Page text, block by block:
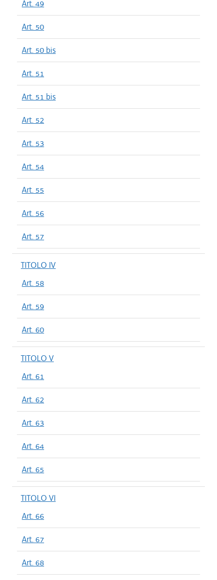
Art. 49
Art. 50
Art. 50 bis
Art. 51
Art. 51 bis
Art. 52
Art. 53
Art. 54
Art. 55
Art. 56
Art. 57
TITOLO IV
Art. 58
Art. 59
Art. 60
TITOLO V
Art. 61
Art. 62
Art. 63
Art. 64
Art. 65
TITOLO VI
Art. 66
Art. 67
Art. 68